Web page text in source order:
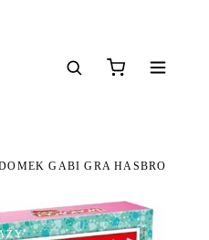
GABI GRA HASBRO